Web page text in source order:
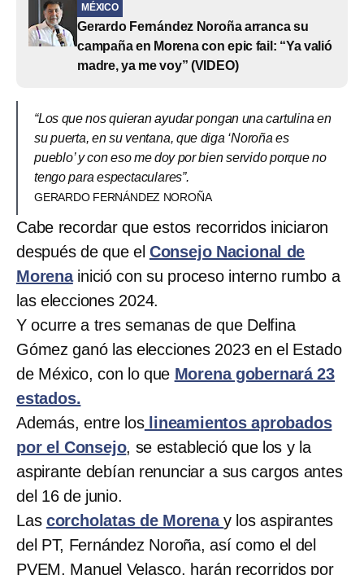
MÉXICO
Gerardo Fernández Noroña arranca su
campaña en Morena con epic fail: “Ya valió
madre, ya me voy” (VIDEO)
“Los que nos quieran ayudar pongan una cartulina en
su puerta, en su ventana, que diga ‘Noroña es
pueblo’ y con eso me doy por bien servido porque no
tengo para espectaculares”.
GERARDO FERNÁNDEZ NOROÑA
Cabe recordar que estos recorridos iniciaron
después de que el Consejo Nacional de
Morena inició con su proceso interno rumbo a
las elecciones 2024.
Y ocurre a tres semanas de que Delfina
Gómez ganó las elecciones 2023 en el Estado
de México, con lo que Morena gobernará 23
estados.
Además, entre loslineamientos aprobados
por el Consejo, se estableció que los y la
aspirante debían renunciar a sus cargos antes
del 16 de junio.
Las corcholatas de Morenay los aspirantes
del PT, Fernández Noroña, así como el del
PVEM, Manuel Velasco, harán recorridos por